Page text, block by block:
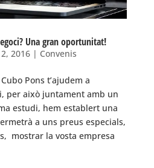
Una gran oportunitat!
2016| Convenis
Pons t’ajudem a
per això juntament amb un
estudi, hem establert una
a uns preus especials,
mostrar la vosta empresa